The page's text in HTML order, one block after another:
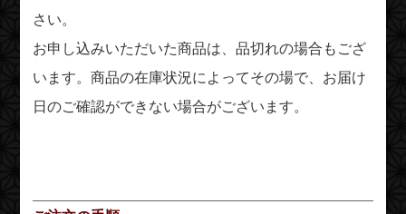
さい。
お申し込みいただいた商品は、品切れの場合もござ
います。商品の在庫状況によってその場で、お届け
日のご確認ができない場合がございます。